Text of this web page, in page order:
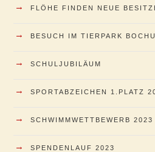
→ FLÖHE FINDEN NEUE
→ BESUCH IM TIERPARK
→ SCHULJUBILÄUM
→ SPORTABZEICHEN 1.PLATZ
→ SCHWIMMWETTBEWERB 2023
→ SPENDENLAUF 2023